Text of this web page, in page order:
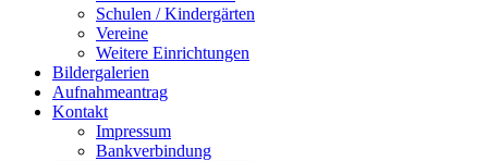
Schulen / Kindergärten
Vereine
Weitere Einrichtungen
Bildergalerien
Aufnahmeantrag
Kontakt
Impressum
Bankverbindung